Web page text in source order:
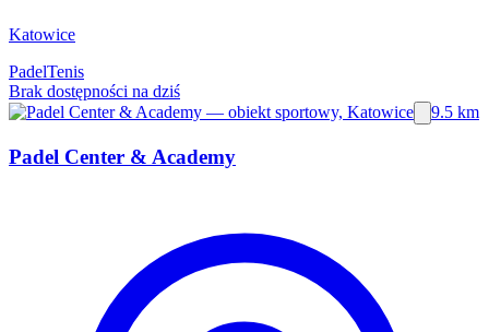
Katowice
PadelTenis
Brak dostępności na dziś
9.5 km
Padel Center & Academy